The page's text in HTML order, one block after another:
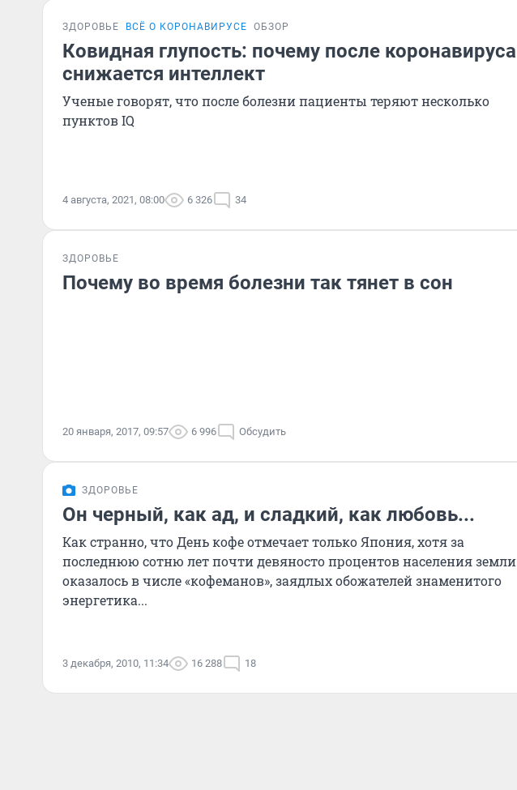
ЗДОРОВЬЕ ВСЁ О КОРОНАВИРУСЕ ОБЗОР
Ковидная глупость: почему после коронавируса
снижается интеллект
Ученые говорят, что после болезни пациенты теряют несколько
пунктов IQ
4 августа, 2021, 08:00 6 326 34
ЗДОРОВЬЕ
Почему во время болезни так тянет в сон
20 января, 2017, 09:57 6 996 Обсудить
ЗДОРОВЬЕ
Он черный, как ад, и сладкий, как любовь...
Как странно, что День кофе отмечает только Япония, хотя за
последнюю сотню лет почти девяносто процентов населения земли
оказалось в числе «кофеманов», заядлых обожателей знаменитого
энергетика...
3 декабря, 2010, 11:34 16 288 18